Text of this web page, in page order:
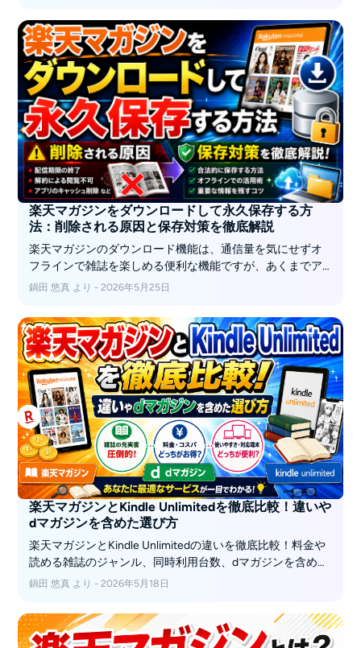
PCブラウザの印刷機能を使っても画面は真っ白になり、ス
マホのスクリーンショットで数百ページを手作業で残すの
も非現実的です。この記事では、楽天マガジンをPDF化で
きない根本的な原因と手動保存の限界を分かりやすく解説
するとともに、その悩みを1クリックで解決するまもなく公
開予定の新ツール「BookFab 楽天マガジン 変換」をご紹介
します。制限をなくして自分だけのデジタルライブラリを
作りたい方は、ぜひ参考にしてください。
楽天マガジンをダウンロードして永久保存する方
法：削除される原因と保存対策を徹底解説
楽天マガジンのダウンロード機能は、通信量を気にせずオ
フラインで雑誌を楽しめる便利な機能ですが、あくまでア
プリ内の一時保存であるため、PDFや画像として永久保存
信期限が過ぎれば突然読めなくなってしまうという注意点
があります。この記事では、そんな公式機能の仕組みや誤
解されやすいポイント、うまくダウンロードできない時の
対処法を分かりやすく解説します。さらに、「お気に入り
の特集や資料を期限に縛られずずっと手元に残したい」と
いう方に向けて、雑誌データをPDFやEPUBに変換してPCに
半永久的に保存できる新ツール「BookFab 楽天マガジン 変
換」を活用したとっておきの解決策もあわせてご紹介しま
す。
鍋田 悠真 より - 2026年5月25日
楽天マガジンとKindle Unlimitedを徹底比較！違いや
dマガジンを含めた選び方
楽天マガジンとKindle Unlimitedの違いを徹底比較！料金や
読める雑誌のジャンル、同時利用台数、dマガジンを含めた
3社の選び方を解説します。
鍋田 悠真 より - 2026年5月18日